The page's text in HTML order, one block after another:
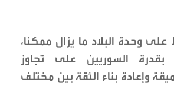
على وحدة البلاد ما يزال ممكنا،
السوريين على تجاوز
وإعادة بناء الثقة بين مختلف